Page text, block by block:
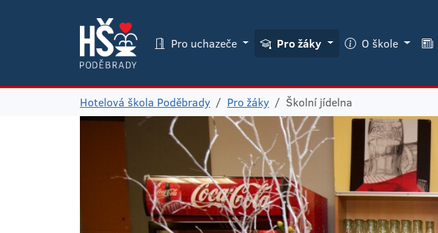
Pro uchazeče Pro žáky O škole
Hotelová škola Poděbrady Pro žáky Školní jídelna